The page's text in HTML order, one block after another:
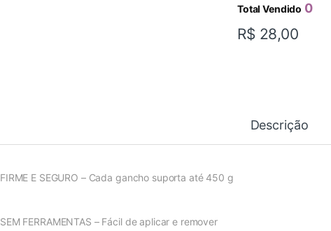
Total Vendido 0
R$ 28,00
Descrição
FIRME E SEGURO – Cada gancho suporta até 450 g
SEM FERRAMENTAS – Fácil de aplicar e remover